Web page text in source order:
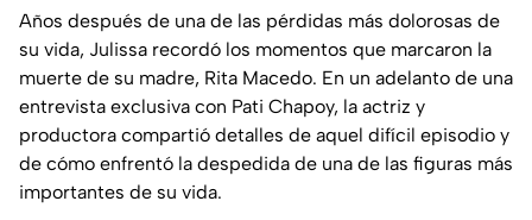
Años después de una de las pérdidas más dolorosas de
su vida, Julissa recordó los momentos que marcaron la
muerte de su madre, Rita Macedo. En un adelanto de una
entrevista exclusiva con Pati Chapoy, la actriz y
productora compartió detalles de aquel difícil episodio y
de cómo enfrentó la despedida de una de las figuras más
importantes de su vida.